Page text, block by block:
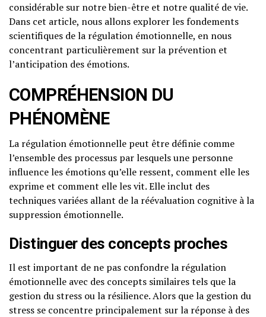
considérable sur notre bien-être et notre qualité de vie.
Dans cet article, nous allons explorer les fondements
scientifiques de la régulation émotionnelle, en nous
concentrant particulièrement sur la prévention et
l’anticipation des émotions.
COMPRÉHENSION DU
PHÉNOMÈNE
La régulation émotionnelle peut être définie comme
l’ensemble des processus par lesquels une personne
influence les émotions qu’elle ressent, comment elle les
exprime et comment elle les vit. Elle inclut des
techniques variées allant de la réévaluation cognitive à la
suppression émotionnelle.
Distinguer des concepts proches
Il est important de ne pas confondre la régulation
émotionnelle avec des concepts similaires tels que la
gestion du stress ou la résilience. Alors que la gestion du
stress se concentre principalement sur la réponse à des